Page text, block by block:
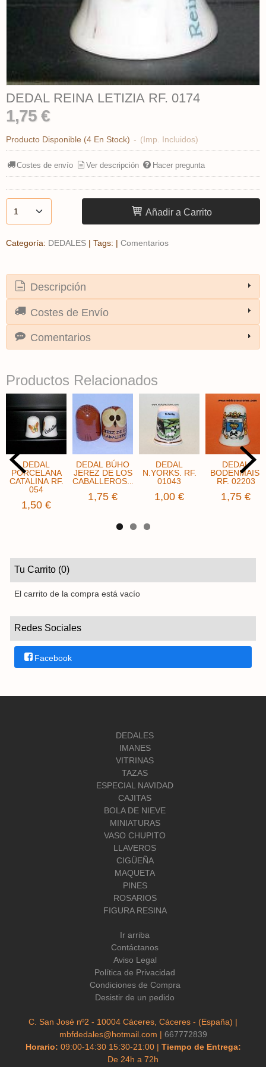
Tu Carrito (0)
El carrito de la compra está vacío
Redes Sociales
Facebook
DEDAL REINA LETIZIA RF. 0174
1,75 €
Producto Disponible (4 En Stock) - (Imp. Incluidos)
Costes de envío Ver descripción Hacer pregunta
Añadir a Carrito
Categoría: DEDALES | Tags: | Comentarios
Descripción
Costes de Envío
Comentarios
Productos Relacionados
DEDAL
PORCELANA
CATALINA RF.
054
1,50 €
DEDAL BÚHO
JEREZ DE LOS
CABALLEROS...
1,75 €
DEDAL
N.YORKS. RF.
01043
1,00 €
DEDAL
BODENMAIS ​
RF. 02203
1,75 €
DEDALES
IMANES
VITRINAS
TAZAS
ESPECIAL NAVIDAD
CAJITAS
BOLA DE NIEVE
MINIATURAS
VASO CHUPITO
LLAVEROS
CIGÜEÑA
MAQUETA
PINES
ROSARIOS
FIGURA RESINA
Ir arriba
Contáctanos
Aviso Legal
Política de Privacidad
Condiciones de Compra
Desistir de un pedido
C. San José nº2 - 10004 Cáceres, Cáceres - (España) |
mbfdedales@hotmail.com | 667772839
Horario: 09:00-14:30 15:30-21:00 | Tiempo de Entrega:
De 24h a 72h